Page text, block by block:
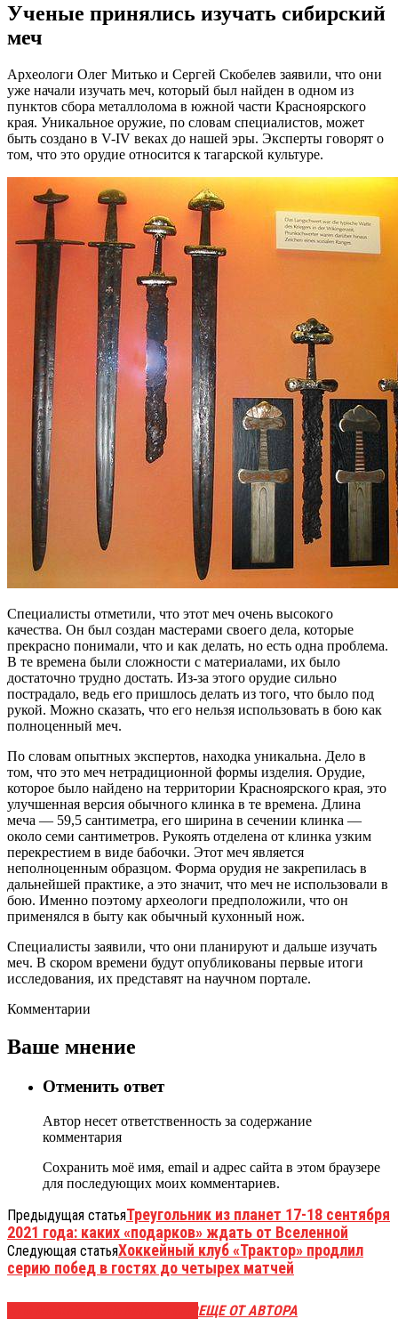
Ученые принялись изучать сибирский
меч
Археологи Олег Митько и Сергей Скобелев заявили, что они
уже начали изучать меч, который был найден в одном из
пунктов сбора металлолома в южной части Красноярского
края. Уникальное оружие, по словам специалистов, может
быть создано в V-IV веках до нашей эры. Эксперты говорят о
том, что это орудие относится к тагарской культуре.
Специалисты отметили, что этот меч очень высокого
качества. Он был создан мастерами своего дела, которые
прекрасно понимали, что и как делать, но есть одна проблема.
В те времена были сложности с материалами, их было
достаточно трудно достать. Из-за этого орудие сильно
пострадало, ведь его пришлось делать из того, что было под
рукой. Можно сказать, что его нельзя использовать в бою как
полноценный меч.
По словам опытных экспертов, находка уникальна. Дело в
том, что это меч нетрадиционной формы изделия. Орудие,
которое было найдено на территории Красноярского края, это
улучшенная версия обычного клинка в те времена. Длина
меча — 59,5 сантиметра, его ширина в сечении клинка —
около семи сантиметров. Рукоять отделена от клинка узким
перекрестием в виде бабочки. Этот меч является
неполноценным образцом. Форма орудия не закрепилась в
дальнейшей практике, а это значит, что меч не использовали в
бою. Именно поэтому археологи предположили, что он
применялся в быту как обычный кухонный нож.
Специалисты заявили, что они планируют и дальше изучать
меч. В скором времени будут опубликованы первые итоги
исследования, их представят на научном портале.
Комментарии
Ваше мнение
Отменить ответ
Автор несет ответственность за содержание
комментария
Сохранить моё имя, email и адрес сайта в этом браузере
для последующих моих комментариев.
Предыдущая статьяТреугольник из планет 17-18 сентября
2021 года: каких «подарков» ждать от Вселенной
Следующая статьяХоккейный клуб «Трактор» продлил
серию побед в гостях до четырех матчей
ЕЩЕ ОТ АВТОРА